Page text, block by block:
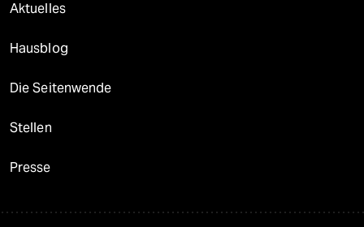
Aktuelles
Hausblog
Die Seitenwende
Stellen
Presse